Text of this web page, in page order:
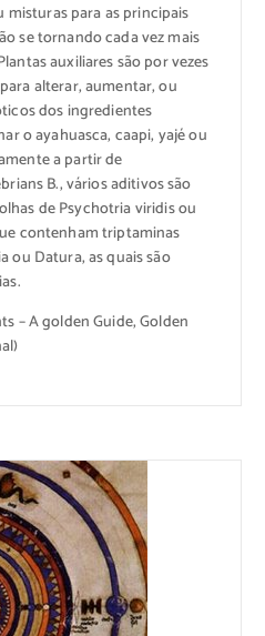
misturas para as principais
se tornando cada vez mais
auxiliares são por vezes
alterar, aumentar, ou
dos ingredientes
o ayahuasca, caapi, yajé ou
a partir de
B., vários aditivos são
de Psychotria viridis ou
contenham triptaminas
ou Datura, as quais são
– A golden Guide, Golden